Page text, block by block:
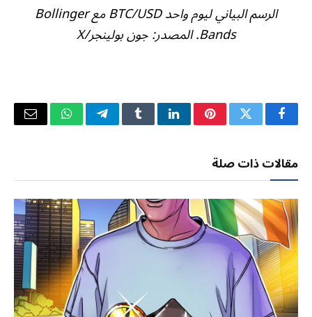
الرسم البياني ليوم واحد BTC/USD مع Bollinger
Bands. المصدر: جون بولينجر/X
فيسبوكتويتر بينتيريستلينكدإنTumblrتيلقرامواتسابالبريد
مقالات ذات صلة